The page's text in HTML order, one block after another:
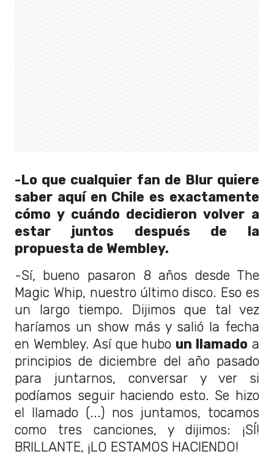
-Lo que cualquier fan de Blur quiere
saber aquí en Chile es exactamente
cómo y cuándo decidieron volver a
estar juntos después de la
propuesta de Wembley.
-Sí, bueno pasaron 8 años desde The
Magic Whip, nuestro último disco. Eso es
un largo tiempo. Dijimos que tal vez
haríamos un show más y salió la fecha
en Wembley. Así que hubo un llamado a
principios de diciembre del año pasado
para juntarnos, conversar y ver si
podíamos seguir haciendo esto. Se hizo
el llamado (...) nos juntamos, tocamos
como tres canciones, y dijimos: ¡SÍ!
BRILLANTE, ¡LO ESTAMOS HACIENDO!